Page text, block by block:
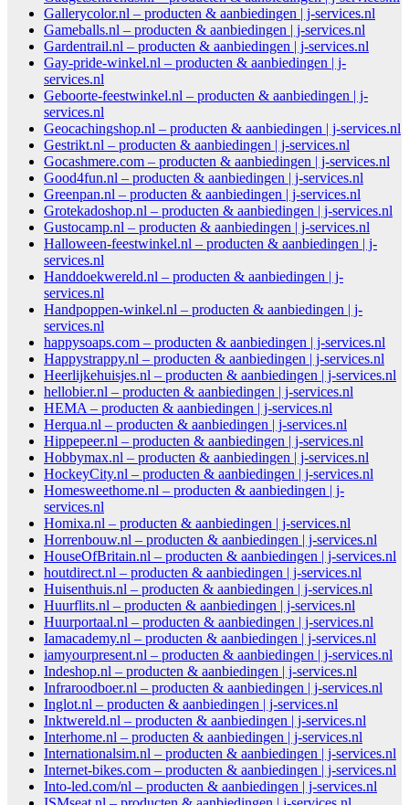
Gallerycolor.nl – producten & aanbiedingen | j-services.nl
Gameballs.nl – producten & aanbiedingen | j-services.nl
Gardentrail.nl – producten & aanbiedingen | j-services.nl
Gay-pride-winkel.nl – producten & aanbiedingen | j-
services.nl
Geboorte-feestwinkel.nl – producten & aanbiedingen | j-
services.nl
Geocachingshop.nl – producten & aanbiedingen | j-services.nl
Gestrikt.nl – producten & aanbiedingen | j-services.nl
Gocashmere.com – producten & aanbiedingen | j-services.nl
Good4fun.nl – producten & aanbiedingen | j-services.nl
Greenpan.nl – producten & aanbiedingen | j-services.nl
Grotekadoshop.nl – producten & aanbiedingen | j-services.nl
Gustocamp.nl – producten & aanbiedingen | j-services.nl
Halloween-feestwinkel.nl – producten & aanbiedingen | j-
services.nl
Handdoekwereld.nl – producten & aanbiedingen | j-
services.nl
Handpoppen-winkel.nl – producten & aanbiedingen | j-
services.nl
happysoaps.com – producten & aanbiedingen | j-services.nl
Happystrappy.nl – producten & aanbiedingen | j-services.nl
Heerlijkehuisjes.nl – producten & aanbiedingen | j-services.nl
hellobier.nl – producten & aanbiedingen | j-services.nl
HEMA – producten & aanbiedingen | j-services.nl
Herqua.nl – producten & aanbiedingen | j-services.nl
Hippepeer.nl – producten & aanbiedingen | j-services.nl
Hobbymax.nl – producten & aanbiedingen | j-services.nl
HockeyCity.nl – producten & aanbiedingen | j-services.nl
Homesweethome.nl – producten & aanbiedingen | j-
services.nl
Homixa.nl – producten & aanbiedingen | j-services.nl
Horrenbouw.nl – producten & aanbiedingen | j-services.nl
HouseOfBritain.nl – producten & aanbiedingen | j-services.nl
houtdirect.nl – producten & aanbiedingen | j-services.nl
Huisenthuis.nl – producten & aanbiedingen | j-services.nl
Huurflits.nl – producten & aanbiedingen | j-services.nl
Huurportaal.nl – producten & aanbiedingen | j-services.nl
Iamacademy.nl – producten & aanbiedingen | j-services.nl
iamyourpresent.nl – producten & aanbiedingen | j-services.nl
Indeshop.nl – producten & aanbiedingen | j-services.nl
Infraroodboer.nl – producten & aanbiedingen | j-services.nl
Inglot.nl – producten & aanbiedingen | j-services.nl
Inktwereld.nl – producten & aanbiedingen | j-services.nl
Interhome.nl – producten & aanbiedingen | j-services.nl
Internationalsim.nl – producten & aanbiedingen | j-services.nl
Internet-bikes.com – producten & aanbiedingen | j-services.nl
Into-led.com/nl – producten & aanbiedingen | j-services.nl